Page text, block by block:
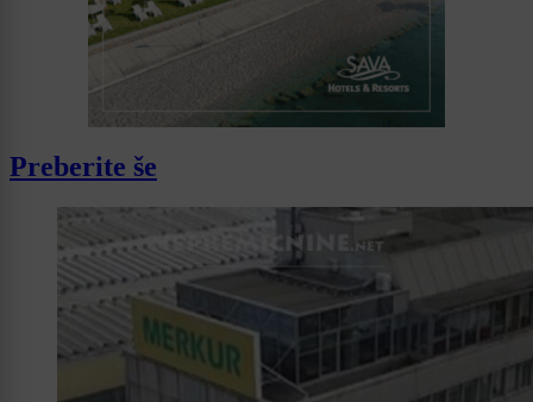
Preberite še